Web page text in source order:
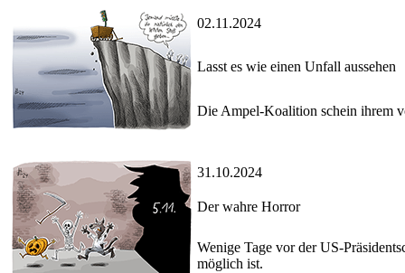
02.11.2024
Lasst es wie einen Unfall aussehen
Die Ampel-Koalition schein ihrem
31.10.2024
Der wahre Horror
Wenige Tage vor der US-
möglich ist.